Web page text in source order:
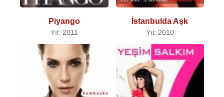
Piyango
Yıl: 2011
İstanbulda Aşk
Yıl: 2010